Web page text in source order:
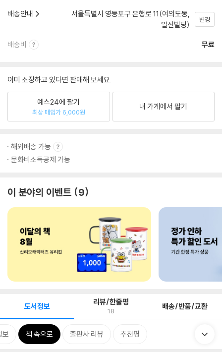
배송안내
서울특별시 영등포구 은행로 11(여의도동,
일신빌딩)
변경
배송비 무료
이미 소장하고 있다면 판매해 보세요.
예스24에 팔기
최상 매입가 6,000원
내 가게에서 팔기
해외배송 가능
문화비소득공제 가능
이 분야의 이벤트 9
도서정보 리뷰/한줄평
18 배송/반품/교환
보 책 속으로 출판사 리뷰 추천평